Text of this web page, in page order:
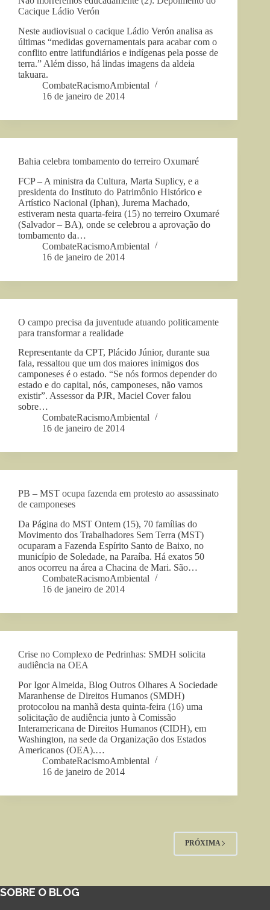
Cacique Ládio Verón
Neste audiovisual o cacique Ládio Verón analisa as
últimas “medidas governamentais para acabar com o
conflito entre latifundiários e indígenas pela posse de
terra.” Além disso, há lindas imagens da aldeia
takuara.
CombateRacismoAmbiental
16 de janeiro de 2014
Bahia celebra tombamento do terreiro Oxumaré
FCP – A ministra da Cultura, Marta Suplicy, e a
presidenta do Instituto do Patrimônio Histórico e
Artístico Nacional (Iphan), Jurema Machado,
estiveram nesta quarta-feira (15) no terreiro Oxumaré
(Salvador – BA), onde se celebrou a aprovação do
tombamento da…
CombateRacismoAmbiental
16 de janeiro de 2014
O campo precisa da juventude atuando politicamente
para transformar a realidade
Representante da CPT, Plácido Júnior, durante sua
fala, ressaltou que um dos maiores inimigos dos
camponeses é o estado. “Se nós formos depender do
estado e do capital, nós, camponeses, não vamos
existir”. Assessor da PJR, Maciel Cover falou
sobre…
CombateRacismoAmbiental
16 de janeiro de 2014
PB – MST ocupa fazenda em protesto ao assassinato
de camponeses
Da Página do MST Ontem (15), 70 famílias do
Movimento dos Trabalhadores Sem Terra (MST)
ocuparam a Fazenda Espírito Santo de Baixo, no
município de Soledade, na Paraíba. Há exatos 50
anos ocorreu na área a Chacina de Mari. São…
CombateRacismoAmbiental
16 de janeiro de 2014
Crise no Complexo de Pedrinhas: SMDH solicita
audiência na OEA
Por Igor Almeida, Blog Outros Olhares A Sociedade
Maranhense de Direitos Humanos (SMDH)
protocolou na manhã desta quinta-feira (16) uma
solicitação de audiência junto à Comissão
Interamericana de Direitos Humanos (CIDH), em
Washington, na sede da Organização dos Estados
Americanos (OEA).…
CombateRacismoAmbiental
16 de janeiro de 2014
PRÓXIMA
SOBRE O BLOG